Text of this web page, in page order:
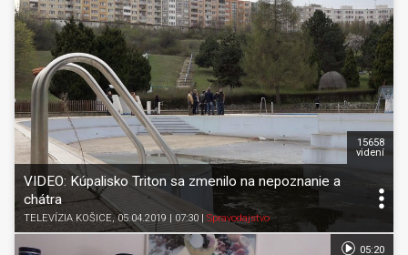
VIDEO: Kúpalisko Triton sa zmenilo na nepoznanie a
chátra
TELEVÍZIA KOŠICE, 05.04.2019 | 07:30 Spravodajstvo
15658
videní
05:20